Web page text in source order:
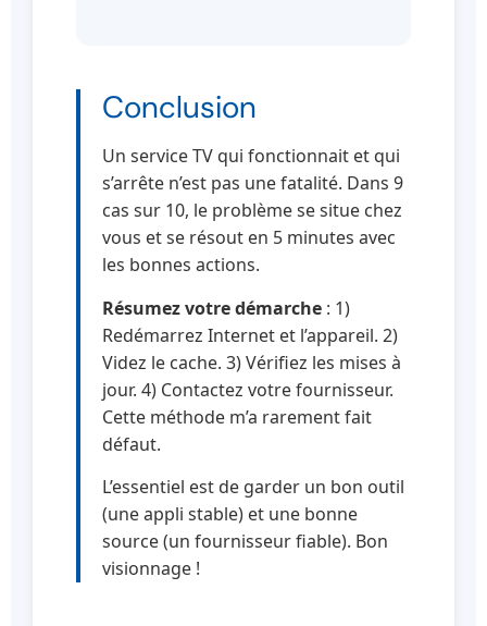
Conclusion
Un service TV qui fonctionnait et qui
s’arrête n’est pas une fatalité. Dans 9
cas sur 10, le problème se situe chez
vous et se résout en 5 minutes avec
les bonnes actions.
Résumez votre démarche : 1)
Redémarrez Internet et l’appareil. 2)
Videz le cache. 3) Vérifiez les mises à
jour. 4) Contactez votre fournisseur.
Cette méthode m’a rarement fait
défaut.
L’essentiel est de garder un bon outil
(une appli stable) et une bonne
source (un fournisseur fiable). Bon
visionnage !